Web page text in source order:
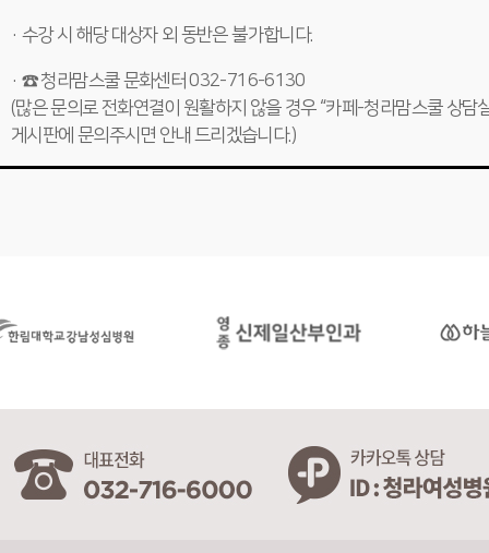
· 수강 시 해당 대상자 외 동반은 불가합니다.
· ☎ 청라맘스쿨 문화센터 032-716-6130
(많은 문의로 전화연결이 원활하지 않을 경우 “카페-청라맘스쿨 상담
게시판에 문의주시면 안내 드리겠습니다.)